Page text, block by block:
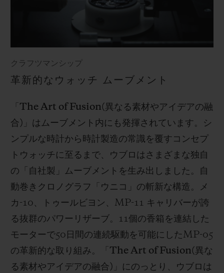
クラフツマンシップ
革新的なウォッチ ムーブメント
The Art of Fusion(異なる素材やアイデアの融
合) 」はムーブメント内にも発揮されています。シ
ンプルな時計から時計製造の常識を覆すコンセプ
トウォッチに至るまで、ウブロはさまざまな独自
の「自社製」ムーブメントを生み出しました。自
動巻きクロノグラフ「ウニコ」の斬新な構造。メ
カ -10 、トゥールビヨン、 MP-11 キャリバーが誇
る抜群のパワーリザーブ。 11個の香箱を連結した
モーターで50 日間の連続駆動を可能にしたMP-05
の革新的な取り組み。「 The Art of Fusion(異な
る素材やアイデアの融合) 」にのっとり、ウブロは